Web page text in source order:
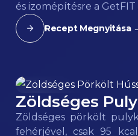
és izomépítésre a
Recept Megnyitása
95kcal
Zöldséges
Zöldséges pörkölt
fehérjével, csak 95